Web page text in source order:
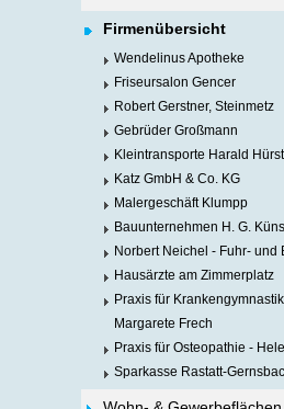
Firmenübersicht
Wendelinus Apotheke
Friseursalon Gencer
Robert Gerstner, Steinmetz
Gebrüder Großmann
Kleintransporte Harald Hürst
Katz GmbH & Co. KG
Malergeschäft Klumpp
Bauunternehmen H. G.
Norbert Neichel - Fuhr- und
Hausärzte am Zimmerplatz
Praxis für
Margarete Frech
Praxis für Osteopathie -
Sparkasse Rastatt-